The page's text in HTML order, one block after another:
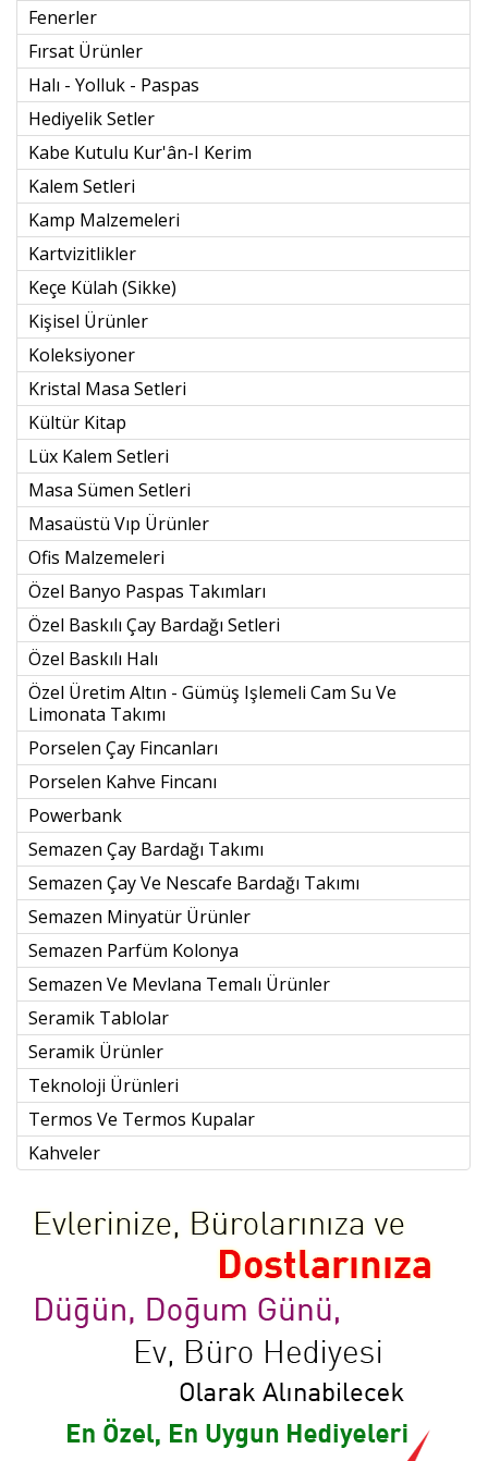
Fenerler
Fırsat Ürünler
Halı - Yolluk - Paspas
Hediyelik Setler
Kabe Kutulu Kur'ân-I Kerim
Kalem Setleri
Kamp Malzemeleri
Kartvizitlikler
Keçe Külah (sikke)
Kişisel Ürünler
Koleksiyoner
Kristal Masa Setleri
Kültür Kitap
Lüx Kalem Setleri
Masa Sümen Setleri
Masaüstü Vıp Ürünler
Ofis Malzemeleri
Özel Banyo Paspas Takımları
Özel Baskılı Çay Bardağı Setleri
Özel Baskılı Halı
Özel Üretim Altın - Gümüş Işlemeli Cam Su Ve
Limonata Takımı
Porselen Çay Fincanları
Porselen Kahve Fincanı
Powerbank
Semazen Çay Bardağı Takımı
Semazen Çay Ve Nescafe Bardağı Takımı
Semazen Minyatür Ürünler
Semazen Parfüm Kolonya
Semazen Ve Mevlana Temalı Ürünler
Seramik Tablolar
Seramik Ürünler
Teknoloji Ürünleri
Termos Ve Termos Kupalar
Kahveler